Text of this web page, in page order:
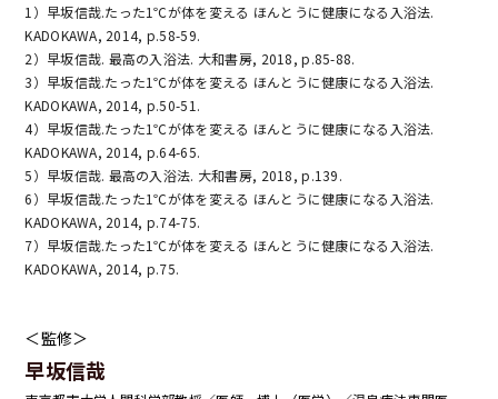
1）早坂信哉.たった1℃が体を変える ほんとうに健康になる入浴法.
KADOKAWA, 2014, p.58-59.
2）早坂信哉. 最高の入浴法. 大和書房, 2018, p.85-88.
3）早坂信哉.たった1℃が体を変える ほんとうに健康になる入浴法.
KADOKAWA, 2014, p.50-51.
4）早坂信哉.たった1℃が体を変える ほんとうに健康になる入浴法.
KADOKAWA, 2014, p.64-65.
5）早坂信哉. 最高の入浴法. 大和書房, 2018, p.139.
6）早坂信哉.たった1℃が体を変える ほんとうに健康になる入浴法.
KADOKAWA, 2014, p.74-75.
7）早坂信哉.たった1℃が体を変える ほんとうに健康になる入浴法.
KADOKAWA, 2014, p.75.
＜監修＞
早坂信哉